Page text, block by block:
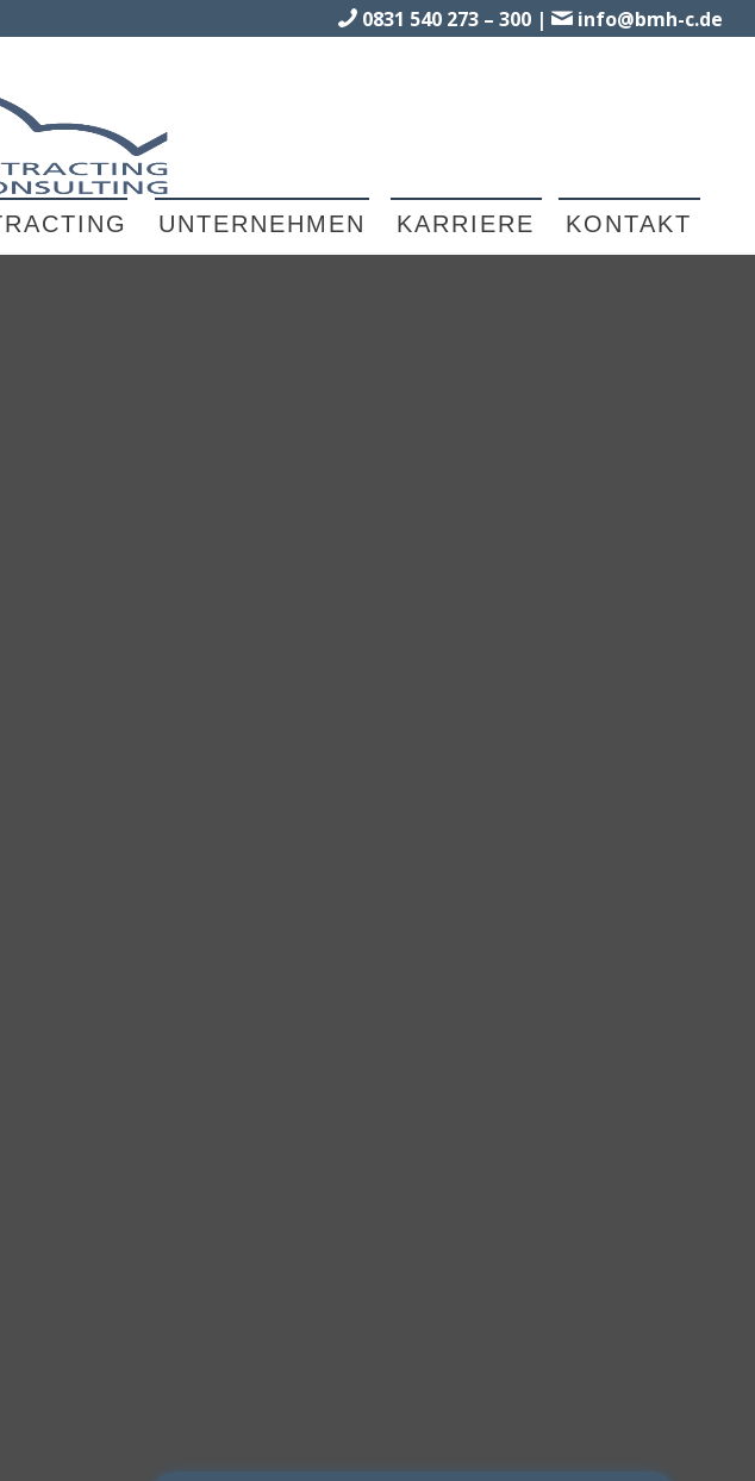
0831 540 273 – 300 | info@bmh-c.de
UNTERNEHMEN KARRIERE KONTAKT